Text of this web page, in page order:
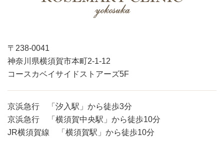
〒238-0041
神奈川県横須賀市本町2-1-12
コースカベイサイドストアーズ5F
京浜急行 「汐入駅」から徒歩3分
京浜急行 「横須賀中央駅」から徒歩10分
JR横須賀線 「横須賀駅」から徒歩10分